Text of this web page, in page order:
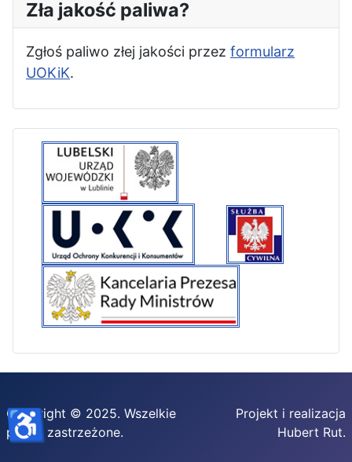
Zła jakość paliwa?
Zgłoś paliwo złej jakości przez formularz
UOKiK.
Copyright © 2025. Wszelkie
prawa zastrzeżone.
Projekt i realizacja
Hubert Rut.